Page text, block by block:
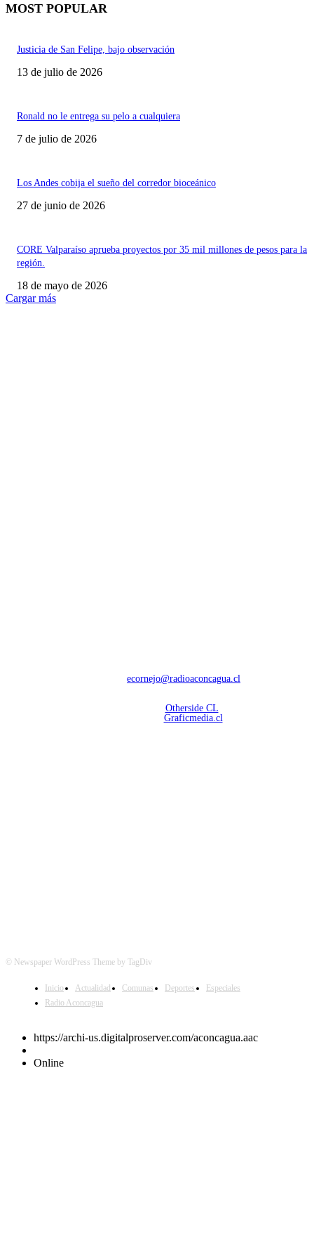
MOST POPULAR
Justicia de San Felipe, bajo observación
13 de julio de 2026
Ronald no le entrega su pelo a cualquiera
7 de julio de 2026
Los Andes cobija el sueño del corredor bioceánico
27 de junio de 2026
CORE Valparaíso aprueba proyectos por 35 mil millones de pesos para la
región.
18 de mayo de 2026
Cargar más
ecornejo@radioaconcagua.cl
Otherside CL
Graficmedia.cl
© Newspaper WordPress Theme by TagDiv
Inicio Actualidad Comunas Deportes
Especiales
Radio Aconcagua
https://archi-us.digitalproserver.com/aconcagua.aac
Online